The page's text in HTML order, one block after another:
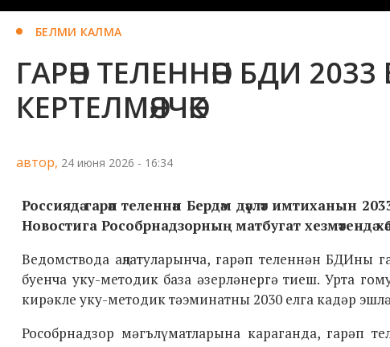
БЕЛМИ КАЛМА
ГАРӘП ТЕЛЕННӘН БДИ 2033
КЕРТЕЛМӘЯЧӘК
автор, 24 июня 2026 - 16:34
Россиядә гарәп теленнән Бердәм дәүләт имтиханын
Новостига Рособрнадзорның матбугат хезмәтендә
Ведомствода аңлатуларынча, гарәп теленнән БДИны
буенча уку-методик база әзерләнергә тиеш. Урта
кирәкле уку-методик тәэминатны 2030 елга кадәр
Рособрнадзор мәгълүматларына караганда, гарәп